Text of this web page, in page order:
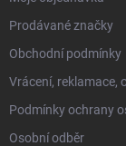
Prodávané značky
Obchodní podmínky
Vrácení, reklamace,
Podmínky ochrany
Osobní odběr